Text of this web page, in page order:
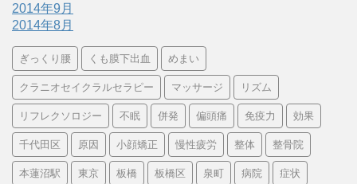
2014年9月
2014年8月
ぎっくり腰 くも膜下出血 めまい
クラニオセイクラルセラピー マッサージ リズム
リフレクソロジー 不眠 併発 偏頭痛 免疫力 効果
千代田区 原因 小顔矯正 慢性疲労 整体 整骨院
本蓮沼駅 東京 板橋 板橋区 泉町 病院 症状